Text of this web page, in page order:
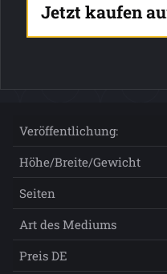
Jetzt kaufen
Veröffentlichung:
Höhe/Breite/Gewicht
Seiten
Art des Mediums
Preis DE